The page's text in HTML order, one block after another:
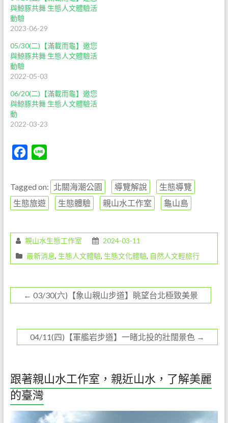
與鯨豚共舞 生態人文體驗活
動驗
2023-06-29
05/30(二)【滿載而龜】邀您
與鯨豚共舞 生態人文體驗活
動驗
2022-05-03
06/20(二)【滿載而龜】邀您
與鯨豚共舞 生態人文體驗活
動
2022-03-23
e
b
o
k
n
e
Tagged on: 北關海潮公園 導覽解說
生態導覽
生態旅遊
生態體驗 親山水工作室 龜山島
親山水生態工作室
2024-03-11
最新消息, 生態人文體驗, 生態文化體驗, 自然人文輕旅行
← 03/30(六)【象山親山步道】眺望台北極致美景
04/11(四)【軍艦岩步道】一睹北投的壯闊景色 →
跟著親山水工作室，親近山水，了解美麗
的臺灣